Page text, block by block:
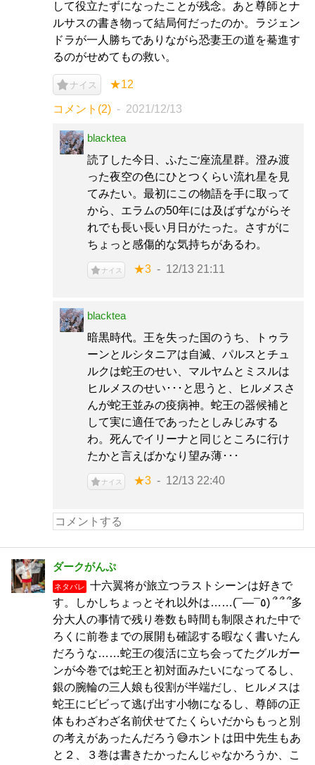
して役立たずになったことが残念。あと尊師とナ
ルサスの書き物って結局何だったのか。ラジェン
ドラが一人勝ちでありながら恐妻王の道を驀進す
るのがせめてもの救い。
ナイス ★12
コメント(2) 2021/12/13
blacktea
読了した今日、ふたご座流星群。澄み渡
った夜空の色にひとつくらい流れ星を見
てみたい。最初にこの物語を手に取って
から、エラムの50年には及ばずながらそ
れでも長い長い月日がたった。さすがに
ちょっと感傷的な気持ちがあるわ。
ナイス ★3 12/13 21:11
blacktea
暗黒時代。王を失った国のうち、トゥラ
ーンとルシタニアは自滅、パルスとチュ
ルクは蛇王のせい、マルヤムとミスルは
ヒルメスのせい･･･と思うと、ヒルメスさ
んが蛇王並みの疫病神。蛇王の器候補と
して実に適任であったとしみじみする
わ。死んでイリーナと同じところに行け
たかと言えばかなり望み薄･･･
ナイス ★3 12/13 22:40
ダークがんぷ
ネタバレ
十六翼将が旅立つラストシーンは好きで
す。しかしちょっとそれ以外は……(¯―¯٥) ՞ ՞ ՞多
分大人の事情で残り巻数も時間も制限された中で
ろくに前巻までの展開も確認する暇なく書いたん
だろうな……蛇王の復活に立ち会ってたグルガー
ンが今巻では蛇王と初対面みたいになってるし、
銀の腕輪の三人娘も役割が半端だし、ヒルメスは
蛇王にビビって逃げ出す小物になるし、尊師の正
体もわざわざ名前伏せてたくらいだからもっと別
の考えがあったんだろう😅ホントは田中先生もあ
と２、３巻は書きたかったんじゃなかろうか、こ